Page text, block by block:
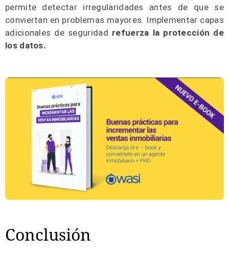
permite detectar irregularidades antes de que se
conviertan en problemas mayores. Implementar capas
adicionales de seguridad refuerza la protección de
los datos.
Conclusión